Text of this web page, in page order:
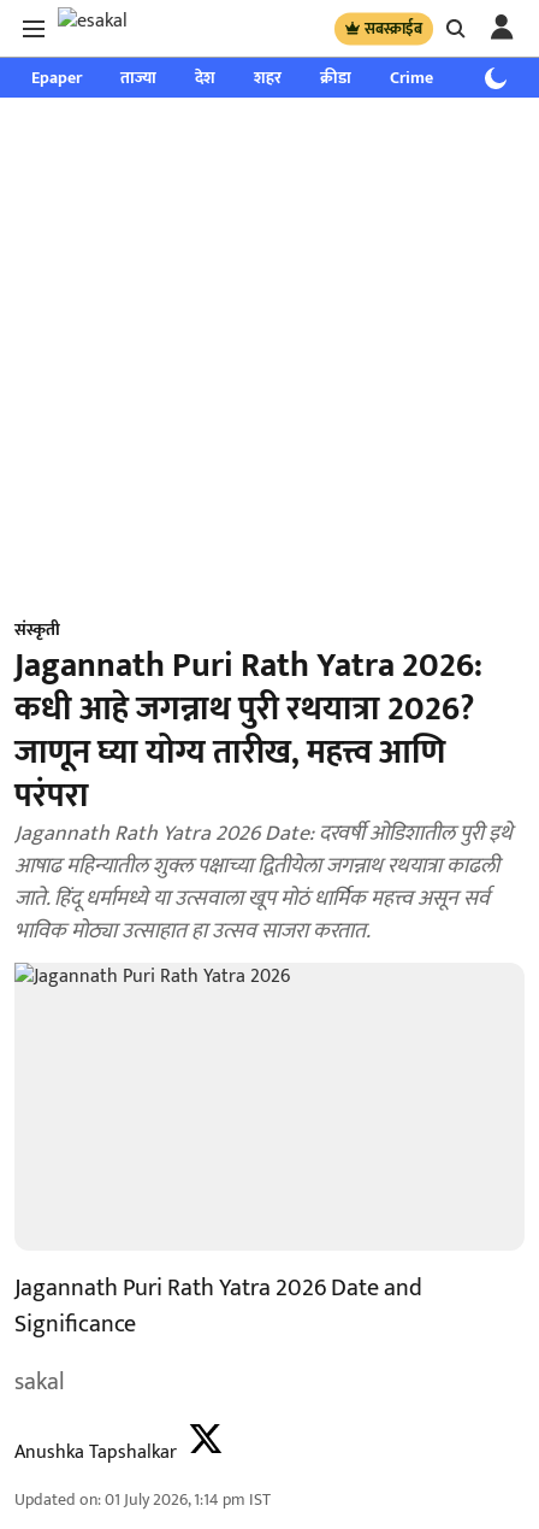
सबस्क्राईब
Epaper ताज्या देश शहर क्रीडा Crime साप्ताहिक
संस्कृती
Jagannath Puri Rath Yatra 2026:
कधी आहे जगन्नाथ पुरी रथयात्रा 2026?
जाणून घ्या योग्य तारीख, महत्त्व आणि
परंपरा
Jagannath Rath Yatra 2026 Date: दरवर्षी ओडिशातील पुरी इथे
आषाढ महिन्यातील शुक्ल पक्षाच्या द्वितीयेला जगन्नाथ रथयात्रा काढली
जाते. हिंदू धर्मामध्ये या उत्सवाला खूप मोठं धार्मिक महत्त्व असून सर्व
भाविक मोठ्या उत्साहात हा उत्सव साजरा करतात.
Jagannath Puri Rath Yatra 2026 Date and
Significance
sakal
Anushka Tapshalkar
Updated on:01 July 2026, 1:14 pm IST